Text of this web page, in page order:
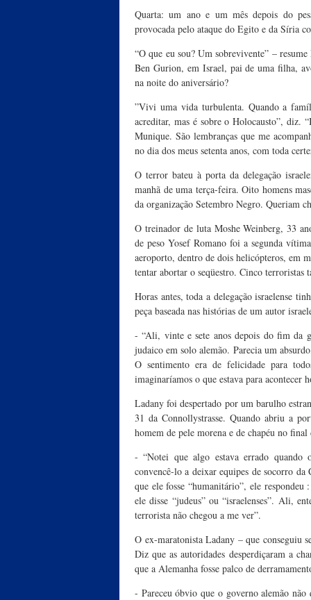
Quarta: um ano e um mês depois do
provocada pelo ataque do Egito e da Síria
“O que eu sou? Um sobrevivente” –
Ben Gurion, em Israel, pai de uma filha,
na noite do aniversário?
”Vivi uma vida turbulenta. Quando a
acreditar, mas é sobre o Holocausto”, diz.
Munique. São lembranças que me
no dia dos meus setenta anos, com toda
O terror bateu à porta da delegação
manhã de uma terça-feira. Oito homens
da organização Setembro Negro. Queriam
O treinador de luta Moshe Weinberg, 33
de peso Yosef Romano foi a segunda
aeroporto, dentro de dois helicópteros, em
tentar abortar o seqüestro. Cinco terroristas
Horas antes, toda a delegação israelense
peça baseada nas histórias de um autor
- “Ali, vinte e sete anos depois do fim da
judaico em solo alemão. Parecia um
O sentimento era de felicidade para
imaginaríamos o que estava para acontecer
Ladany foi despertado por um barulho
31 da Connollystrasse. Quando abriu a
homem de pele morena e de chapéu no
- “Notei que algo estava errado quando
convencê-lo a deixar equipes de socorro
que ele fosse “humanitário”, ele
ele disse “judeus” ou “israelenses”. Ali,
terrorista não chegou a me ver”.
O ex-maratonista Ladany – que conseguiu
Diz que as autoridades desperdiçaram a
que a Alemanha fosse palco de
- Pareceu óbvio que o governo alemão